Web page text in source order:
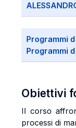
Programmi
Programmi
Obiettivi
Il corso
processi di